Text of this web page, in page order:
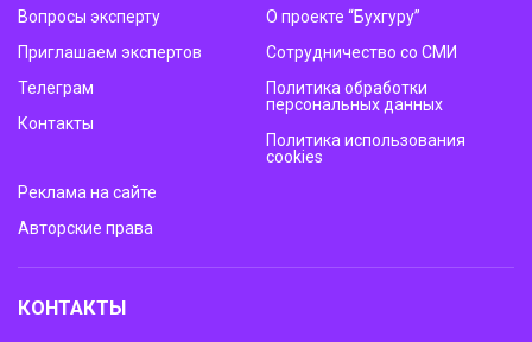
Вопросы эксперту
Приглашаем экспертов
Телеграм
Контакты
О проекте “Бухгуру”
Сотрудничество со СМИ
Политика обработки
персональных данных
Политика использования
cookies
Реклама на сайте
Авторские права
КОНТАКТЫ